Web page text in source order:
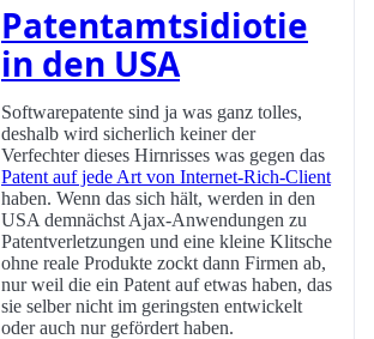
Patentamtsidiotie
in den USA
Softwarepatente sind ja was ganz tolles,
deshalb wird sicherlich keiner der
Verfechter dieses Hirnrisses was gegen das
Patent auf jede Art von Internet-Rich-Client
haben. Wenn das sich hält, werden in den
USA demnächst Ajax-Anwendungen zu
Patentverletzungen und eine kleine Klitsche
ohne reale Produkte zockt dann Firmen ab,
nur weil die ein Patent auf etwas haben, das
sie selber nicht im geringsten entwickelt
oder auch nur gefördert haben.